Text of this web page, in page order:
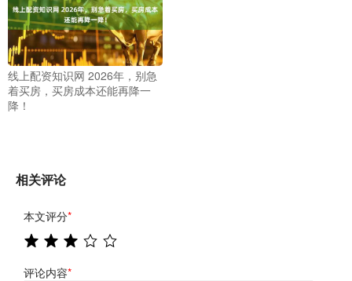
线上配资知识网 2026年，别急
着买房，买房成本还能再降一
降！
相关评论
本文评分*
评论内容*